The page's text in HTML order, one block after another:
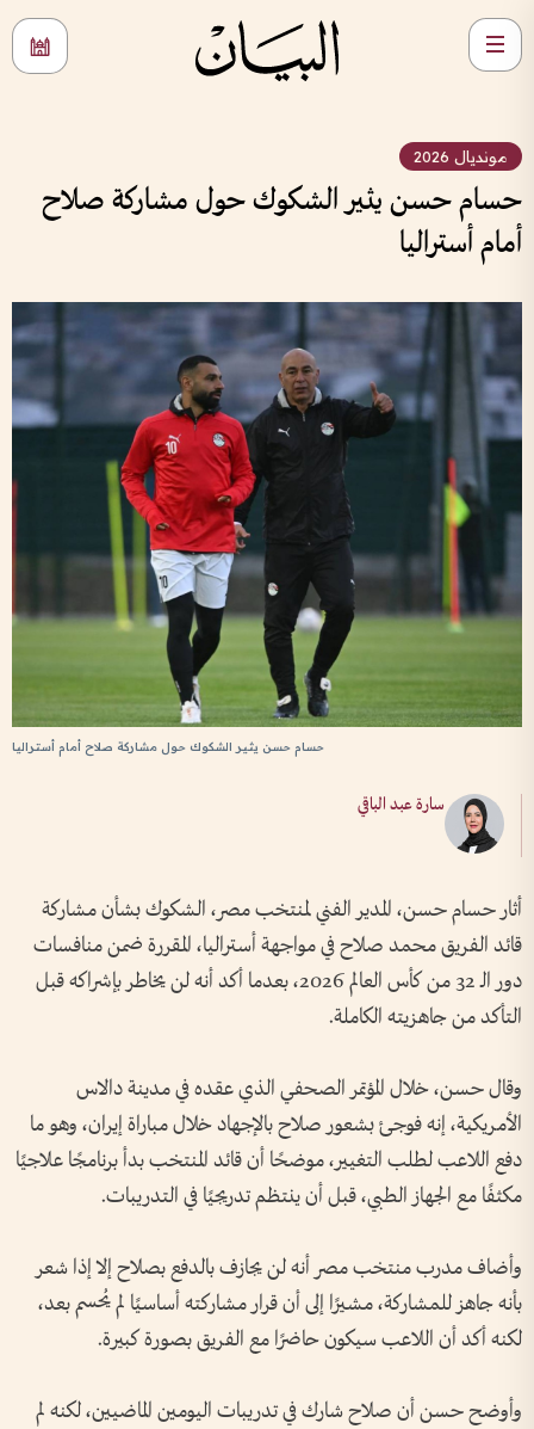
مونديال 2026
حسام حسن يثير الشكوك حول مشاركة صلاح
أمام أستراليا
حسام حسن يثير الشكوك حول مشاركة صلاح أمام أستراليا
سارة عبد الباقي
أثار حسام حسن، المدير الفني لمنتخب مصر، الشكوك بشأن مشاركة
قائد الفريق محمد صلاح في مواجهة أستراليا، المقررة ضمن منافسات
دور الـ 32 من كأس العالم 2026، بعدما أكد أنه لن يخاطر بإشراكه قبل
التأكد من جاهزيته الكاملة.
وقال حسن، خلال المؤتمر الصحفي الذي عقده في مدينة دالاس
الأمريكية، إنه فوجئ بشعور صلاح بالإجهاد خلال مباراة إيران، وهو ما
دفع اللاعب لطلب التغيير، موضحًا أن قائد المنتخب بدأ برنامجًا علاجيًا
مكثفًا مع الجهاز الطبي، قبل أن ينتظم تدريجيًا في التدريبات.
وأضاف مدرب منتخب مصر أنه لن يجازف بالدفع بصلاح إلا إذا شعر
بأنه جاهز للمشاركة، مشيرًا إلى أن قرار مشاركته أساسيًا لم يُحسم بعد،
لكنه أكد أن اللاعب سيكون حاضرًا مع الفريق بصورة كبيرة.
وأوضح حسن أن صلاح شارك في تدريبات اليومين الماضيين، لكنه لم